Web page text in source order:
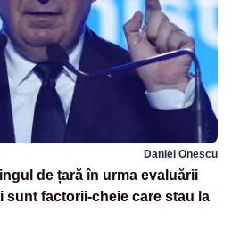
Daniel Onescu
de țară în urma evaluării
sunt factorii-cheie care stau la